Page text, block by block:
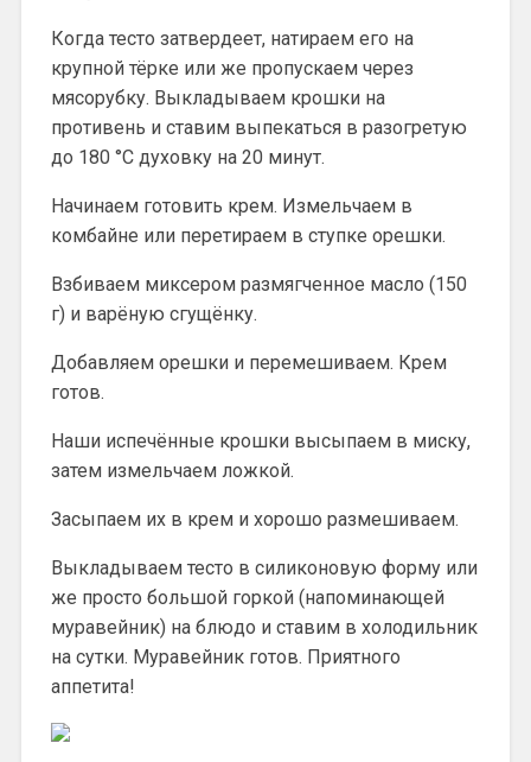
Когда тесто затвердеет, натираем его на
крупной тёрке или же пропускаем через
мясорубку. Выкладываем крошки на
противень и ставим выпекаться в разогретую
до 180 °C духовку на 20 минут.
Начинаем готовить крем. Измельчаем в
комбайне или перетираем в ступке орешки.
Взбиваем миксером размягченное масло (150
г) и варёную сгущёнку.
Добавляем орешки и перемешиваем. Крем
готов.
Наши испечённые крошки высыпаем в миску,
затем измельчаем ложкой.
Засыпаем их в крем и хорошо размешиваем.
Выкладываем тесто в силиконовую форму или
же просто большой горкой (напоминающей
муравейник) на блюдо и ставим в холодильник
на сутки. Муравейник готов. Приятного
аппетита!